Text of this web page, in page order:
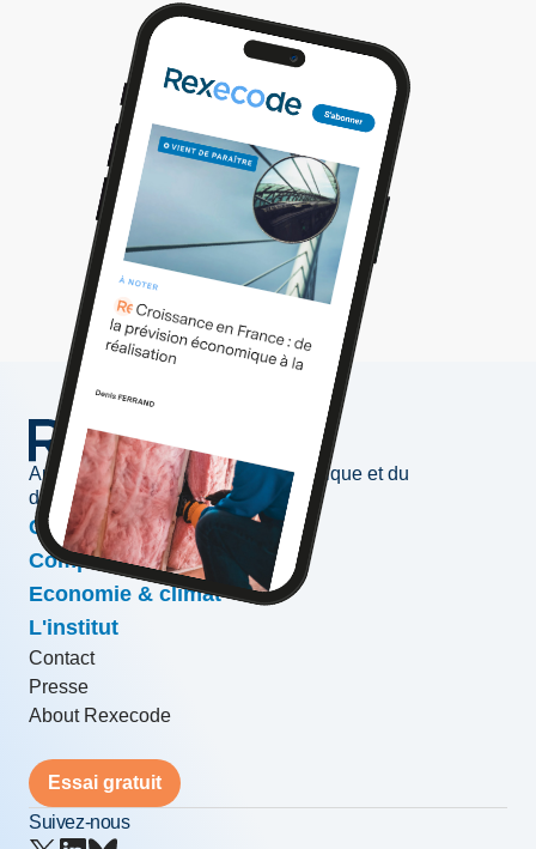
Au service de l'information économique et du
développement des entreprises
Conjoncture & prévisions
Compétitivité & croissance
Economie & climat
L'institut
Contact
Presse
About Rexecode
Essai gratuit
Suivez-nous